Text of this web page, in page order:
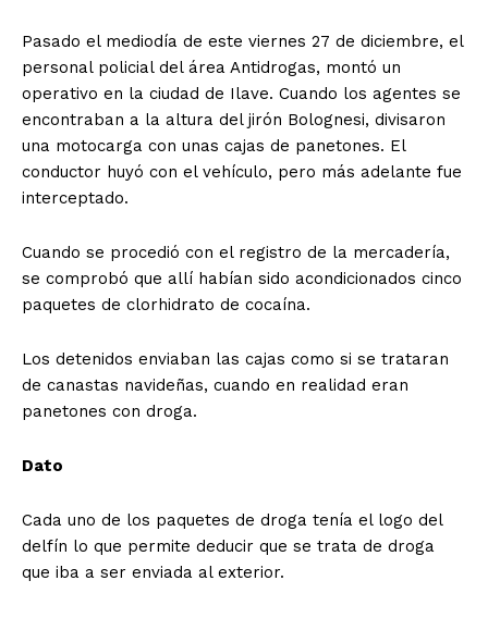
Pasado el mediodía de este viernes 27 de diciembre, el
personal policial del área Antidrogas, montó un
operativo en la ciudad de Ilave. Cuando los agentes se
encontraban a la altura del jirón Bolognesi, divisaron
una motocarga con unas cajas de panetones. El
conductor huyó con el vehículo, pero más adelante fue
interceptado.
Cuando se procedió con el registro de la mercadería,
se comprobó que allí habían sido acondicionados cinco
paquetes de clorhidrato de cocaína.
Los detenidos enviaban las cajas como si se trataran
de canastas navideñas, cuando en realidad eran
panetones con droga.
Dato
Cada uno de los paquetes de droga tenía el logo del
delfín lo que permite deducir que se trata de droga
que iba a ser enviada al exterior.